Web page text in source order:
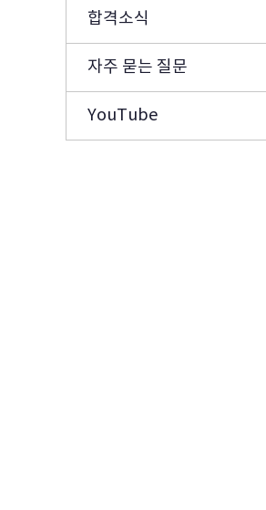
합격소식
자주 묻는 질문
YouTube